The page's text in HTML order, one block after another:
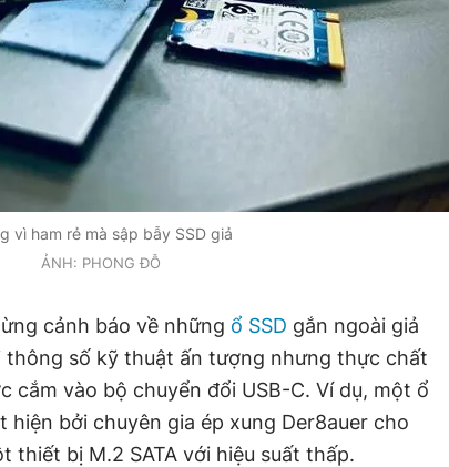
vì ham rẻ mà sập bẫy SSD giả
ẢNH: PHONG ĐỖ
cảnh báo về những ổ SSD gắn ngoài giả
thông số kỹ thuật ấn tượng nhưng thực chất
cắm vào bộ chuyển đổi USB-C. Ví dụ, một ổ
hiện bởi chuyên gia ép xung Der8auer cho
thiết bị M.2 SATA với hiệu suất thấp.